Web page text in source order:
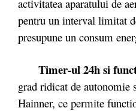
activitatea aparatului de
pentru un interval limitat
presupune un consum
Timer-ul 24h si
grad ridicat de
Hainner, ce permite